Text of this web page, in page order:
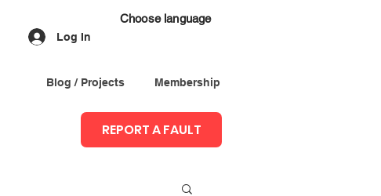
Blog / Projects Membership
Log In
Choose language
REPORT A FAULT